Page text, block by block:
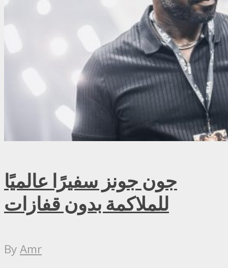
جون جونز سفيرًا عالميًا
للملاكمة بدون قفازات
ByAmr